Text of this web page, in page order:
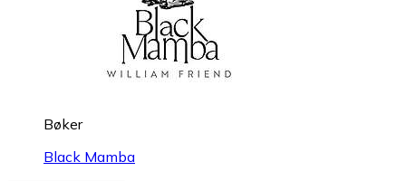
Bøker
Black Mamba